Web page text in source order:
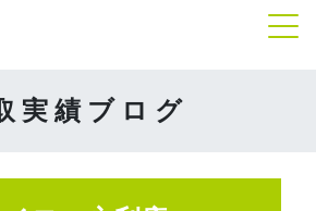
実績ブログ